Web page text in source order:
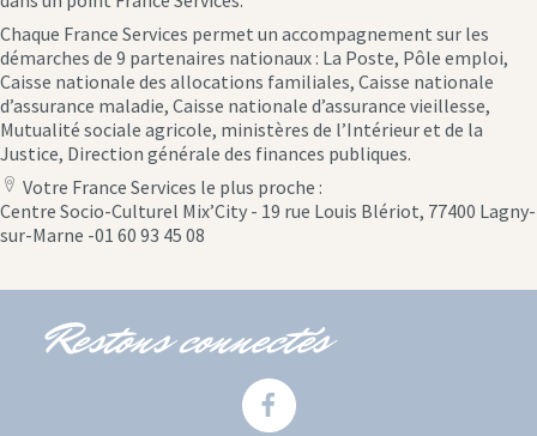
Chaque France Services permet un accompagnement sur les
démarches de 9 partenaires nationaux : La Poste, Pôle emploi,
Caisse nationale des allocations familiales, Caisse nationale
d’assurance maladie, Caisse nationale d’assurance vieillesse,
Mutualité sociale agricole, ministères de l’Intérieur et de la
Justice, Direction générale des finances publiques.
location
icon
Votre France Services le plus proche :
Centre Socio-Culturel Mix’City - 19 rue Louis Blériot, 77400 Lagny-
sur-Marne -01 60 93 45 08
Restons connectés